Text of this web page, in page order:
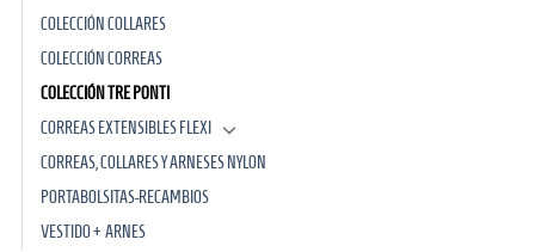
COLECCIÓN COLLARES
COLECCIÓN CORREAS
COLECCIÓN TRE PONTI
CORREAS EXTENSIBLES FLEXI
CORREAS, COLLARES Y ARNESES NYLON
PORTABOLSITAS-RECAMBIOS
VESTIDO + ARNES